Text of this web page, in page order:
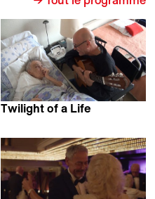
Twilight of a Life